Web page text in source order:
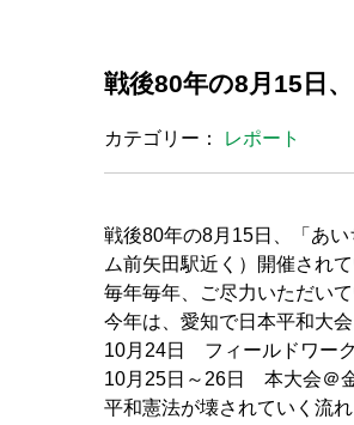
戦後80年の8月15日
カテゴリー： レポート
戦後80年の8月15日、「あ
ム前矢田駅近く）開催されて
毎年毎年、ご尽力いただい
今年は、愛知で日本平和大会
10月24日 フィールドワーク
10月25日～26日 本大会＠
平和憲法が壊されていく流